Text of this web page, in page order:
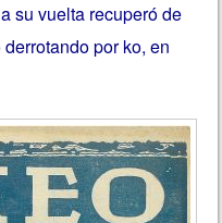
su vuelta recuperó de
por ko, en